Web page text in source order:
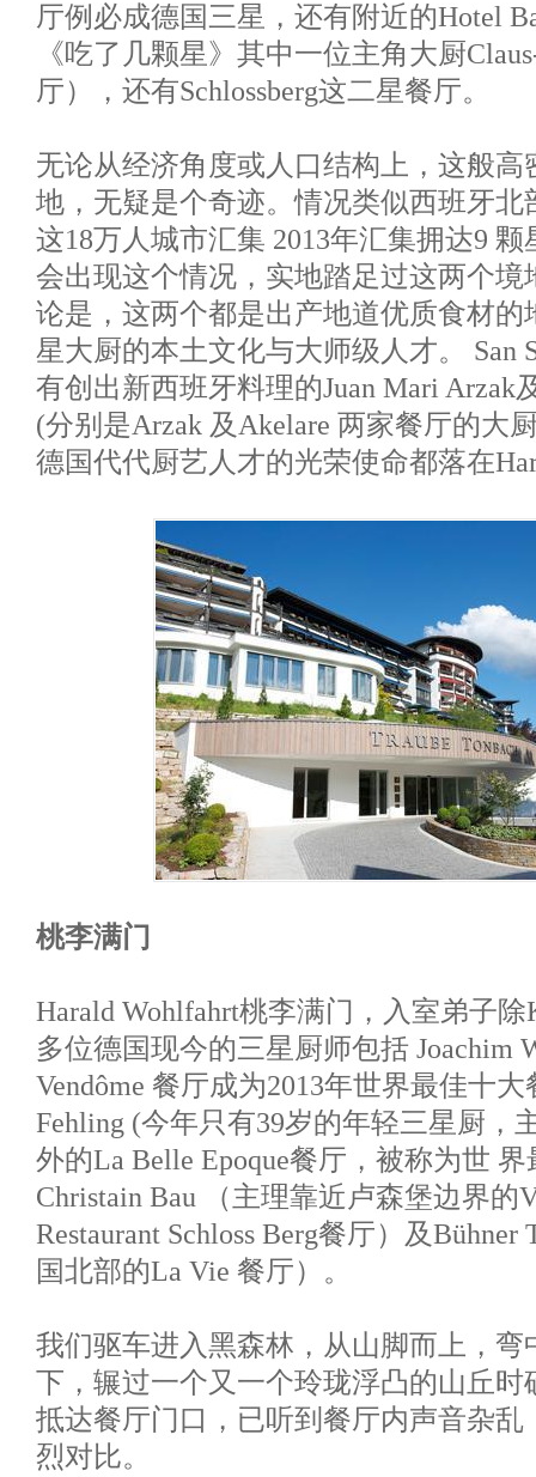
厅例必成德国三星，还有附近的Hotel
《吃了几颗星》其中一位主角大厨
厅），还有Schlossberg这二星餐厅。
无论从经济角度或人口结构上，这般高
地，无疑是个奇迹。情况类似西班牙北
这18万人城市汇集 2013年汇集拥达9
会出现这个情况，实地踏足过这两个
论是，这两个都是出产地道优质食材
星大厨的本土文化与大师级人才。 San
有创出新西班牙料理的Juan Mari Arzak
(分别是Arzak 及Akelare 两家餐厅的大
德国代代厨艺人才的光荣使命都落在
桃李满门
Harald Wohlfahrt桃李满门，入室弟子
多位德国现今的三星厨师包括 Joachim
Vendôme 餐厅成为2013年世界最佳十
Fehling (今年只有39岁的年轻三星厨，
外的La Belle Epoque餐厅，被称为世
Christain Bau （主理靠近卢森堡边界的
Restaurant Schloss Berg餐厅）及
国北部的La Vie 餐厅）。
我们驱车进入黑森林，从山脚而上，
下，辗过一个又一个玲珑浮凸的山丘
抵达餐厅门口，已听到餐厅内声音杂
烈对比。